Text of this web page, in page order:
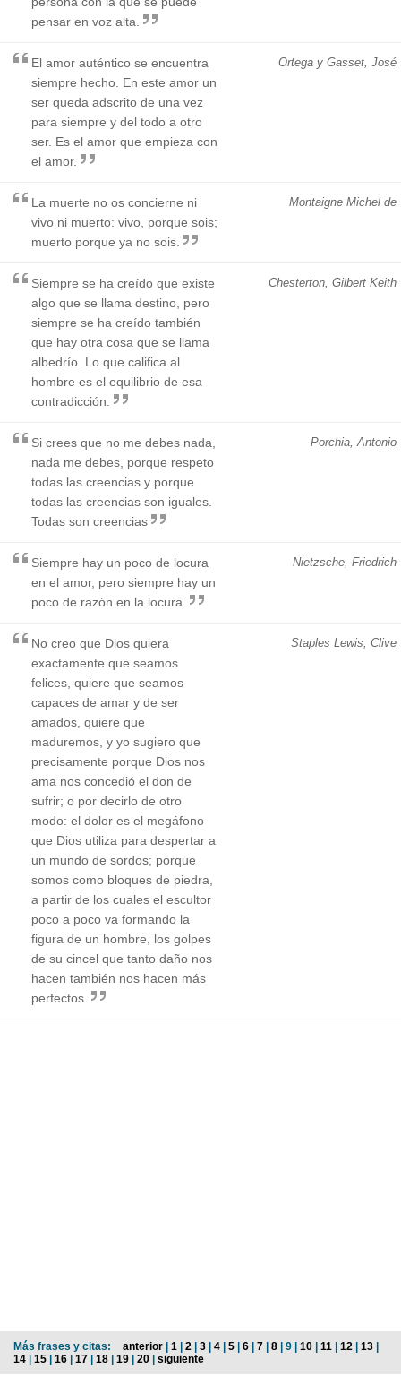
pensar en voz alta.
Ortega y Gasset, José
El amor auténtico se encuentra
siempre hecho. En este amor un
ser queda adscrito de una vez
para siempre y del todo a otro
ser. Es el amor que empieza con
el amor.
Montaigne Michel de
La muerte no os concierne ni
vivo ni muerto: vivo, porque sois;
muerto porque ya no sois.
Chesterton, Gilbert Keith
Siempre se ha creído que existe
algo que se llama destino, pero
siempre se ha creído también
que hay otra cosa que se llama
albedrío. Lo que califica al
hombre es el equilibrio de esa
contradicción.
Porchia, Antonio
Si crees que no me debes nada,
nada me debes, porque respeto
todas las creencias y porque
todas las creencias son iguales.
Todas son creencias
Nietzsche, Friedrich
Siempre hay un poco de locura
en el amor, pero siempre hay un
poco de razón en la locura.
Staples Lewis, Clive
No creo que Dios quiera
exactamente que seamos
felices, quiere que seamos
capaces de amar y de ser
amados, quiere que
maduremos, y yo sugiero que
precisamente porque Dios nos
ama nos concedió el don de
sufrir; o por decirlo de otro
modo: el dolor es el megáfono
que Dios utiliza para despertar a
un mundo de sordos; porque
somos como bloques de piedra,
a partir de los cuales el escultor
poco a poco va formando la
figura de un hombre, los golpes
de su cincel que tanto daño nos
hacen también nos hacen más
perfectos.
Más frases y citas: anterior | 1 | 2 | 3 | 4 | 5 | 6 | 7 | 8 | 9 | 10 | 11 | 12 | 13 |
14 | 15 | 16 | 17 | 18 | 19 | 20 | siguiente